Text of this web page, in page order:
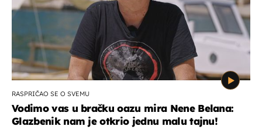
RASPRIČAO SE O SVEMU
Vodimo vas u bračku oazu mira Nene Belana:
Glazbenik nam je otkrio jednu malu tajnu!